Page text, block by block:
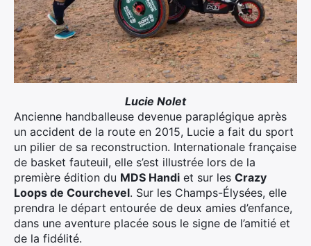
Lucie Nolet
Ancienne handballeuse devenue paraplégique après
un accident de la route en 2015, Lucie a fait du sport
un pilier de sa reconstruction. Internationale française
de basket fauteuil, elle s’est illustrée lors de la
première édition du MDS Handi et sur les Crazy
Loops de Courchevel. Sur les Champs-Élysées, elle
prendra le départ entourée de deux amies d’enfance,
dans une aventure placée sous le signe de l’amitié et
de la fidélité.